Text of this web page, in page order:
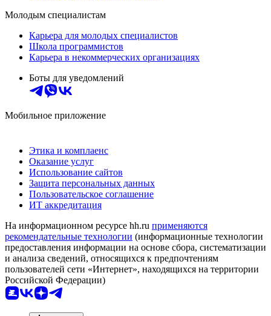
Молодым специалистам
Карьера для молодых специалистов
Школа программистов
Карьера в некоммерческих организациях
Боты для уведомлений
Мобильное приложение
Этика и комплаенс
Оказание услуг
Использование сайтов
Защита персональных данных
Пользовательское соглашение
ИТ аккредитация
На информационном ресурсе hh.ru применяются
рекомендательные технологии (информационные технологии
предоставления информации на основе сбора, систематизации
и анализа сведений, относящихся к предпочтениям
пользователей сети «Интернет», находящихся на территории
Российской Федерации)